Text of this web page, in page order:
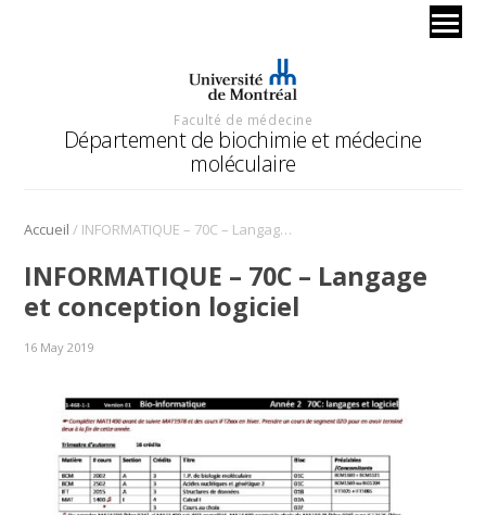
Faculté de médecine
Département de biochimie et médecine
moléculaire
Accueil / INFORMATIQUE – 70C – Langage et conception logiciel
INFORMATIQUE – 70C – Langage
et conception logiciel
16 May 2019